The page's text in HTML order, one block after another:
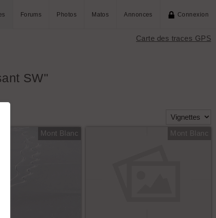
Forums Photos Matos Annonces Connexion
Carte des traces GPS
SW"
Mont Blanc Mont Blanc